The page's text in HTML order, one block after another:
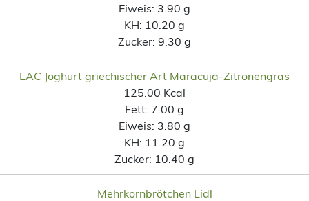
Eiweis: 3.90 g
KH: 10.20 g
Zucker: 9.30 g
LAC Joghurt griechischer Art Maracuja-Zitronengras
125.00 Kcal
Fett: 7.00 g
Eiweis: 3.80 g
KH: 11.20 g
Zucker: 10.40 g
Mehrkornbrötchen Lidl